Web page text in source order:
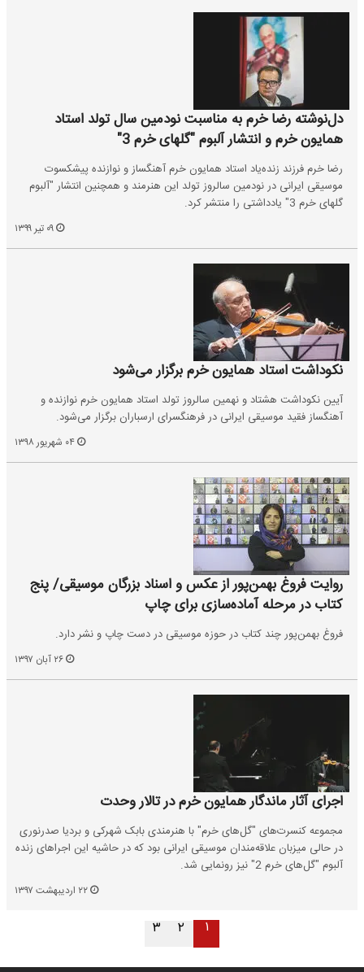
دل‌نوشته رضا خرم به مناسبت نودمین سال تولد استاد
همایون خرم و انتشار آلبوم "گلهای خرم 3"
رضا خرم فرزند زنده‌یاد استاد همایون خرم آهنگساز و نوازنده پیشکسوت
موسیقی ایرانی در نودمین سالروز تولد این هنرمند و همچنین انتشار "آلبوم
گلهای خرم 3" یادداشتی را منتشر کرد.
نکوداشت استاد همایون خرم برگزار می‌شود
آیین نکوداشت هشتاد و نهمین سالروز تولد استاد همایون خرم نوازنده و
آهنگساز فقید موسیقی ایرانی در فرهنگسرای ارسباران برگزار می‌شود.
روایت فروغ بهمن‌پور از عکس و اسناد بزرگان موسیقی/ پنج
کتاب در مرحله آماده‌سازی برای چاپ
فروغ بهمن‌پور چند کتاب در حوزه موسیقی در دست چاپ و نشر دارد.
اجرای آثار ماندگار همایون خرم در تالار وحدت
مجموعه کنسرت‌های "گل‌های خرم" با هنرمندی بابک شهرکی و بردیا صدرنوری
در حالی میزبان علاقه‌مندان موسیقی ایرانی بود که در حاشیه این اجراهای زنده
آلبوم "گل‌های خرم 2" نیز رونمایی شد.
۱ ۲ ۳